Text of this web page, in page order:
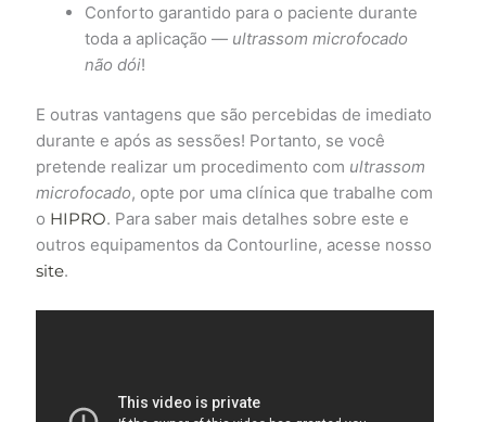
Conforto garantido para o paciente durante
toda a aplicação — ultrassom microfocado
não dói!
E outras vantagens que são percebidas de imediato
durante e após as sessões! Portanto, se você
pretende realizar um procedimento com ultrassom
microfocado, opte por uma clínica que trabalhe com
o HIPRO. Para saber mais detalhes sobre este e
outros equipamentos da Contourline, acesse nosso
site.